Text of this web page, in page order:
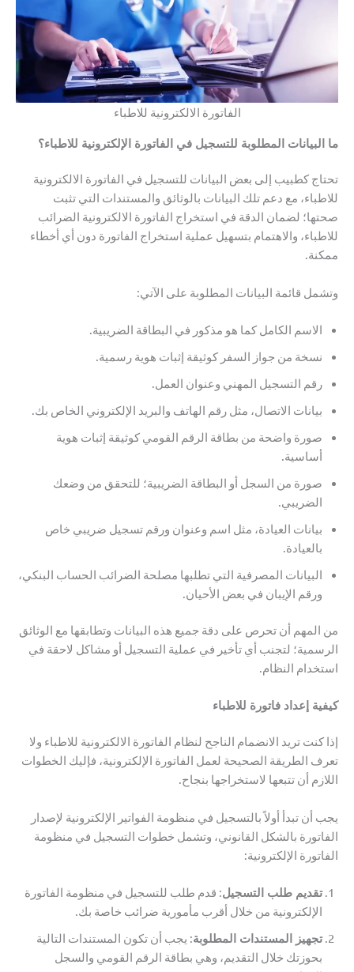
الفاتورة الالكترونية للاطباء
ما البيانات المطلوبة للتسجيل في الفاتورة الإلكترونية للاطباء؟
تحتاج كطبيب إلى بعض البيانات للتسجيل في الفاتورة الالكترونية
للاطباء، مع دعم تلك البيانات بالوثائق والمستندات التي تثبت
صحتها؛ لضمان الدقة في استخراج الفاتورة الالكترونية الضرائب
للاطباء، والاهتمام بتسهيل عملية استخراج الفاتورة دون أي أخطاء
ممكنة.
وتشمل قائمة البيانات المطلوبة على الآتي:
الاسم الكامل كما هو مذكور في البطاقة الضريبية.
نسخة من جواز السفر كوثيقة إثبات هوية رسمية.
رقم التسجيل المهني وعنوان العمل.
بيانات الاتصال، مثل رقم الهاتف والبريد الإلكتروني الخاص بك.
صورة واضحة من بطاقة الرقم القومي كوثيقة إثبات هوية
أساسية.
صورة من السجل أو البطاقة الضريبية؛ للتحقق من وضعك
الضريبي.
بيانات العيادة، مثل اسم وعنوان ورقم تسجيل ضريبي خاص
بالعيادة.
البيانات المصرفية التي تطلبها مصلحة الضرائب الحساب البنكي،
ورقم الإيبان في بعض الأحيان.
من المهم أن تحرص على دقة جميع هذه البيانات وتطابقها مع الوثائق
الرسمية؛ لتجنب أي تأخير في عملية التسجيل أو مشاكل لاحقة في
استخدام النظام.
كيفية إعداد فاتورة للاطباء
إذا كنت تريد الانضمام الناجح لنظام الفاتورة الالكترونية للاطباء ولا
تعرف الطريقة الصحيحة لعمل الفاتورة الإلكترونية، فإليك الخطوات
اللازم أن تتبعها لاستخراجها بنجاح.
يجب أن تبدأ أولاً بالتسجيل في منظومة الفواتير الإلكترونية لإصدار
الفاتورة بالشكل القانوني، وتشمل خطوات التسجيل في منظومة
الفاتورة الإلكترونية:
تقديم طلب التسجيل: قدم طلب للتسجيل في منظومة الفاتورة
الإلكترونية من خلال أقرب مأمورية ضرائب خاصة بك.
تجهيز المستندات المطلوبة: يجب أن تكون المستندات التالية
بحوزتك خلال التقديم، وهي بطاقة الرقم القومي والسجل